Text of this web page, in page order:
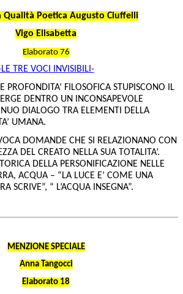
Qualità Poetica Augusto Ciuffelli
Vigo Elisabetta
Elaborato 76
TRE VOCI INVISIBILI-
PROFONDITA’ FILOSOFICA STUPISCONO IL
DENTRO UN INCONSAPEVOLE
DIALOGO TRA ELEMENTI DELLA
UMANA.
DOMANDE CHE SI RELAZIONANO CON
DEL CREATO NELLA SUA TOTALITA’.
DELLA PERSONIFICAZIONE NELLE
ACQUA – “LA LUCE E’ COME UNA
SCRIVE”, “ L’ACQUA INSEGNA”.
MENZIONE SPECIALE
Anna Tangocci
Elaborato 18